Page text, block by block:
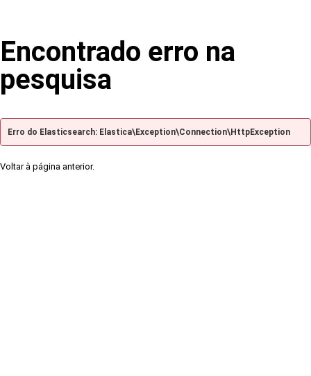
Encontrado erro na
pesquisa
Erro do Elasticsearch: Elastica\Exception\Connection\HttpException
Voltar à página anterior.